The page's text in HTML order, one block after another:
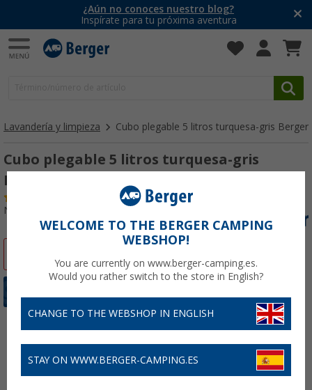
¿Aún no conoces nuestro blog?
Inspírate para tu próxima aventura
Lavandería y limpieza Cubo plegable 5 litros turquesa-gris Berger
Cubo plegable 5 litros turquesa-gris
Berger
100)
Nº de artículo 418810
WELCOME TO THE BERGER CAMPING
WEBSHOP!
You are currently on www.berger-camping.es.
Would you rather switch to the store in English?
CHANGE TO THE WEBSHOP IN ENGLISH
STAY ON WWW.BERGER-CAMPING.ES